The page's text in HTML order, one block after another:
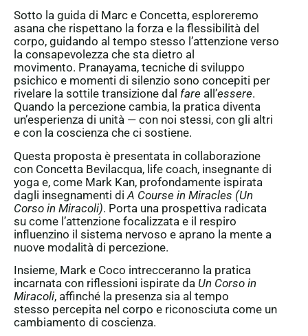
Sotto la guida di Marc e Concetta, esploreremo
asana che rispettano la forza e la flessibilità del
corpo, guidando al tempo stesso l’attenzione verso
la consapevolezza che sta dietro al
movimento. Pranayama, tecniche di sviluppo
psichico e momenti di silenzio sono concepiti per
rivelare la sottile transizione dal fare all’essere.
Quando la percezione cambia, la pratica diventa
un’esperienza di unità — con noi stessi, con gli altri
e con la coscienza che ci sostiene.
Questa proposta è presentata in collaborazione
con Concetta Bevilacqua, life coach, insegnante di
yoga e, come Mark Kan, profondamente ispirata
dagli insegnamenti di A Course in Miracles (Un
Corso in Miracoli). Porta una prospettiva radicata
su come l’attenzione focalizzata e il respiro
influenzino il sistema nervoso e aprano la mente a
nuove modalità di percezione.
Insieme, Mark e Coco intrecceranno la pratica
incarnata con riflessioni ispirate da Un Corso in
Miracoli, affinché la presenza sia al tempo
stesso percepita nel corpo e riconosciuta come un
cambiamento di coscienza.